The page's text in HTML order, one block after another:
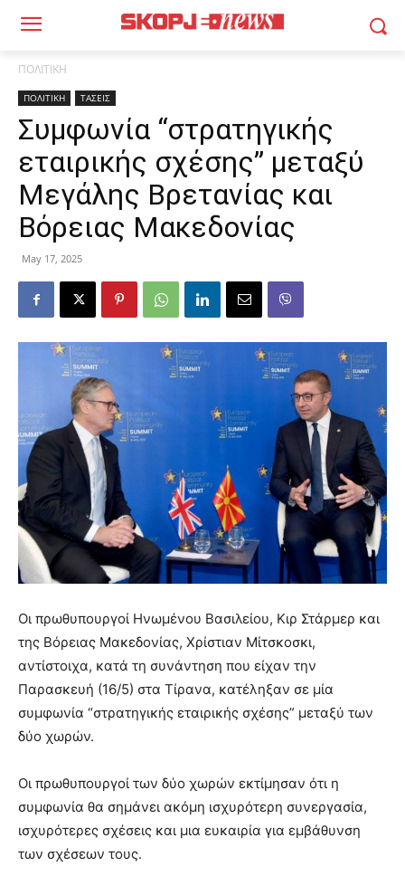
ΠΟΛΙΤΙΚΗ
ΠΟΛΙΤΙΚΗ ΤΑΣΕΙΣ
Συμφωνία “στρατηγικής
εταιρικής σχέσης” μεταξύ
Μεγάλης Βρετανίας και
Βόρειας Μακεδονίας
May 17, 2025
Οι πρωθυπουργοί Ηνωμένου Βασιλείου, Κιρ Στάρμερ και
της Βόρειας Μακεδονίας, Χρίστιαν Μίτσκοσκι,
αντίστοιχα, κατά τη συνάντηση που είχαν την
Παρασκευή (16/5) στα Τίρανα, κατέληξαν σε μία
συμφωνία “στρατηγικής εταιρικής σχέσης” μεταξύ των
δύο χωρών.
Οι πρωθυπουργοί των δύο χωρών εκτίμησαν ότι η
συμφωνία θα σημάνει ακόμη ισχυρότερη συνεργασία,
ισχυρότερες σχέσεις και μια ευκαιρία για εμβάθυνση
των σχέσεων τους.